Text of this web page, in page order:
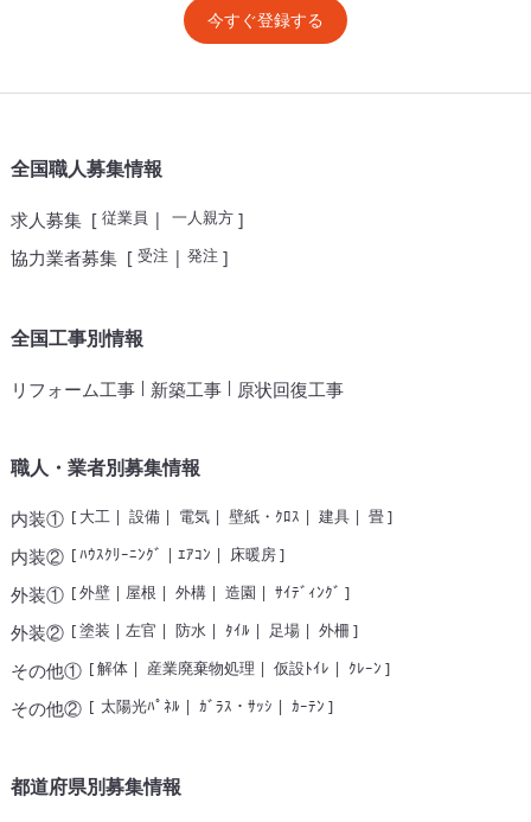
今すぐ登録する
全国職人募集情報
求人募集[ 従業員 | 一人親方]
協力業者募集[ 受注| 発注]
全国工事別情報
リフォーム工事 | 新築工事 | 原状回復工事
職人・業者別募集情報
内装①[ 大工 | 設備| 電気| 壁紙・ｸﾛｽ | 建具| 畳]
内装②[ﾊｳｽｸﾘｰﾆﾝｸﾞ | ｴｱｺﾝ | 床暖房]
外装①[外壁| 屋根 | 外構| 造園 | ｻｲﾃﾞｨﾝｸﾞ ]
外装②[塗装 | 左官 | 防水 | ﾀｲﾙ | 足場| 外柵 ]
その他①[解体| 産業廃棄物処理 | 仮設ﾄｲﾚ | ｸﾚｰﾝ ]
その他②[ 太陽光ﾊﾟﾈﾙ | ｶﾞﾗｽ・ｻｯｼ | ｶｰﾃﾝ ]
都道府県別募集情報